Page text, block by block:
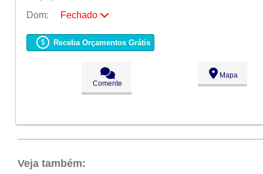
Dom:
Fechado
Ter:
09:00 - 18:00
Qua:
09:00 - 18:00
09:00 - 18:00
Fechado
Fechado
Receba Orçamentos Grátis
Comente
Mapa
Veja também: